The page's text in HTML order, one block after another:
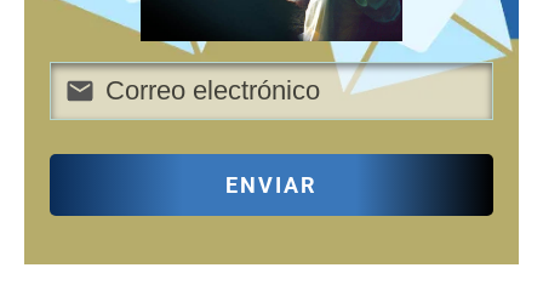
ENVIAR